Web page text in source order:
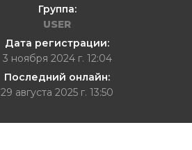
Группа:
USER
Дата регистрации:
3 ноября 2024 г. 12:04
Последний онлайн:
29 августа 2025 г. 13:50